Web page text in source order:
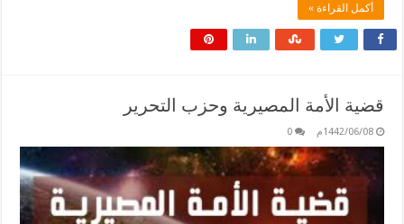
أكمل القراءة »
قضية الأمة المصيرية وحزب التحرير
1442/06/08م 0